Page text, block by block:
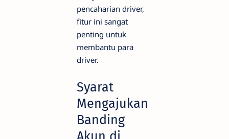
pencaharian driver,
fitur ini sangat
penting untuk
membantu para
driver.
Syarat
Mengajukan
Banding